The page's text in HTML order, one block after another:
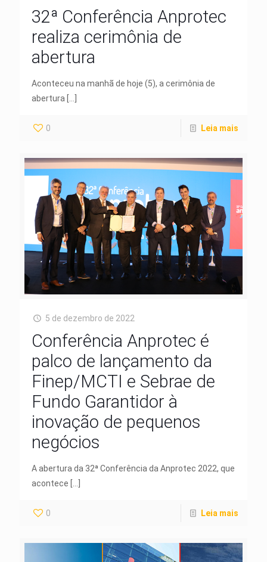
32ª Conferência Anprotec
realiza cerimônia de
abertura
Aconteceu na manhã de hoje (5), a cerimônia de
abertura
0 Leia mais
5 de dezembro de 2022
Conferência Anprotec é
palco de lançamento da
Finep/MCTI e Sebrae de
Fundo Garantidor à
inovação de pequenos
negócios
A abertura da 32ª Conferência da Anprotec 2022, que
acontece
0 Leia mais